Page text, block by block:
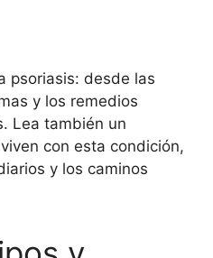
psoriasis: desde las
y los remedios
Lea también un
con esta condición,
y los caminos